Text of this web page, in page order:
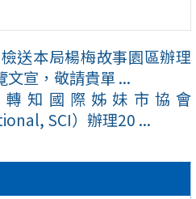
檢送本局楊梅故事園區辦理
文宣，敬請貴單 ...
轉知國際姊妹市協會
SCI）辦理20 ...